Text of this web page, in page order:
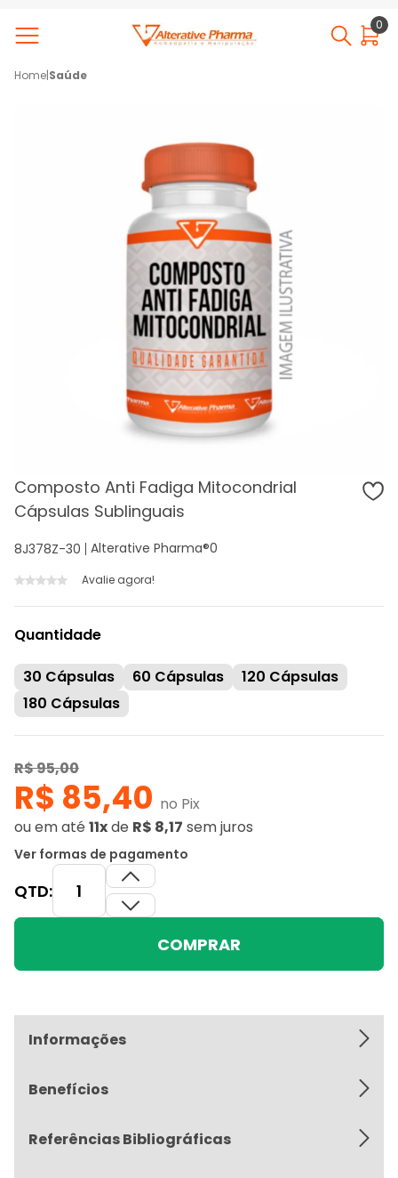
0
Home|Saúde
Composto Anti Fadiga Mitocondrial
Cápsulas Sublinguais
8J378Z-30 Alterative Pharma®0
Avalie agora!
R$ 95,00
R$ 85,40 no Pix
ouem até 11xde R$ 8,17 sem juros
Ver formas de pagamento
Quantidade
30 Cápsulas 60 Cápsulas
120 Cápsulas
180 Cápsulas
QTD:
COMPRAR
Informações
Benefícios
Referências Bibliográficas